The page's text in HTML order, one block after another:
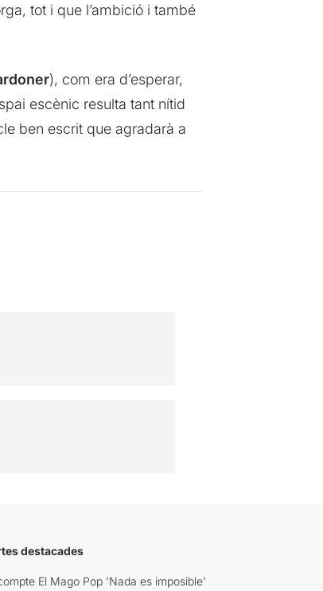
tot i que l’ambició i també
), com era d’esperar,
escènic resulta tant nítid
ben escrit que agradarà a
destacades
El Mago Pop 'Nada es imposible'